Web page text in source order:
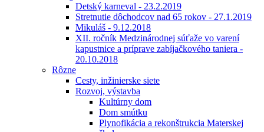
Detský karneval - 23.2.2019
Stretnutie dôchodcov nad 65 rokov - 27.1.2019
Mikuláš - 9.12.2018
XII. ročník Medzinárodnej súťaže vo varení
kapustnice a príprave zabíjačkového taniera -
20.10.2018
Rôzne
Cesty, inžinierske siete
Rozvoj, výstavba
Kultúrny dom
Dom smútku
Plynofikácia a rekonštrukcia Materskej